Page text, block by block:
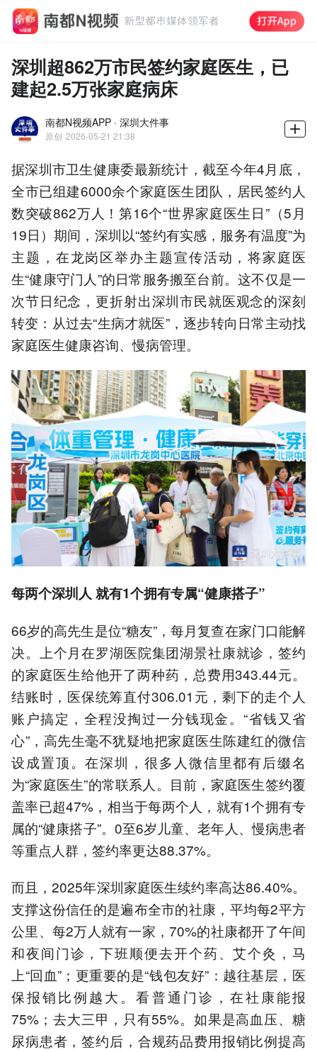
深圳超862万市民签约家庭医生，已
建起2.5万张家庭病床
南都N视频APP · 深圳大件事
原创 2026-05-21 21:38
据深圳市卫生健康委最新统计，截至今年4月底，
全市已组建6000余个家庭医生团队，居民签约人
数突破862万人！第16个“世界家庭医生日”（5月
19日）期间，深圳以“签约有实感，服务有温度”为
主题，在龙岗区举办主题宣传活动，将家庭医
生“健康守门人”的日常服务搬至台前。这不仅是一
次节日纪念，更折射出深圳市民就医观念的深刻
转变：从过去“生病才就医”，逐步转向日常主动找
家庭医生健康咨询、慢病管理。
每两个深圳人 就有1个拥有专属“健康搭子”
66岁的高先生是位“糖友”，每月复查在家门口能解
决。上个月在罗湖医院集团湖景社康就诊，签约
的家庭医生给他开了两种药，总费用343.44元。
结账时，医保统筹直付306.01元，剩下的走个人
账户搞定，全程没掏过一分钱现金。“省钱又省
心”，高先生毫不犹疑地把家庭医生陈建红的微信
设成置顶。在深圳，很多人微信里都有后缀名
为“家庭医生”的常联系人。目前，家庭医生签约覆
盖率已超47%，相当于每两个人，就有1个拥有专
属的“健康搭子”。0至6岁儿童、老年人、慢病患者
等重点人群，签约率更达88.37%。
而且，2025年深圳家庭医生续约率高达86.40%。
支撑这份信任的是遍布全市的社康，平均每2平方
公里、每2万人就有一家，70%的社康都开了午间
和夜间门诊，下班顺便去开个药、艾个灸，马
上“回血”；更重要的是“钱包友好”：越往基层，医
保报销比例越大。看普通门诊，在社康能报
75%；去大三甲，只有55%。如果是高血压、糖
尿病患者，签约后，合规药品费用报销比例提高